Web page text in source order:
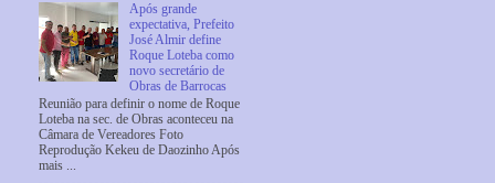
Após grande
expectativa, Prefeito
José Almir define
Roque Loteba como
novo secretário de
Obras de Barrocas
Reunião para definir o nome de Roque
Loteba na sec. de Obras aconteceu na
Câmara de Vereadores Foto
Reprodução Kekeu de Daozinho Após
mais ...